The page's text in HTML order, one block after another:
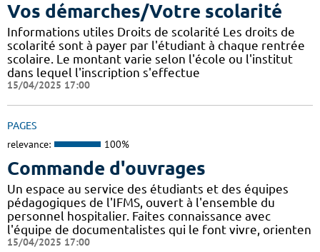
Vos démarches/Votre scolarité
Informations utiles Droits de scolarité Les droits de
scolarité sont à payer par l'étudiant à chaque rentrée
scolaire. Le montant varie selon l'école ou l'institut
dans lequel l'inscription s'effectue
15/04/2025 17:00
PAGES
relevance: 100%
Commande d'ouvrages
Un espace au service des étudiants et des équipes
pédagogiques de l'IFMS, ouvert à l'ensemble du
personnel hospitalier. Faites connaissance avec
l'équipe de documentalistes qui le font vivre, orienten
15/04/2025 17:00